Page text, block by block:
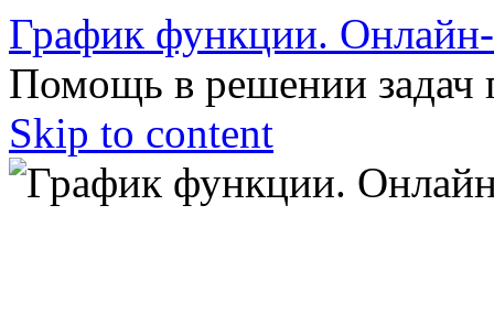
График функции.
Помощь в решении задач
Skip to content